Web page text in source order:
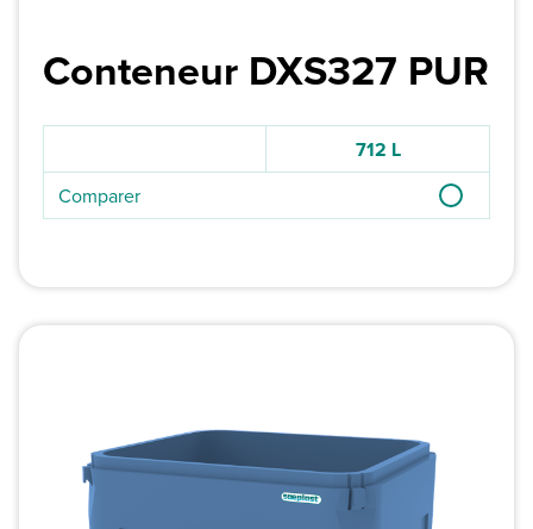
Conteneur DXS327 PUR
712 L
Comparer